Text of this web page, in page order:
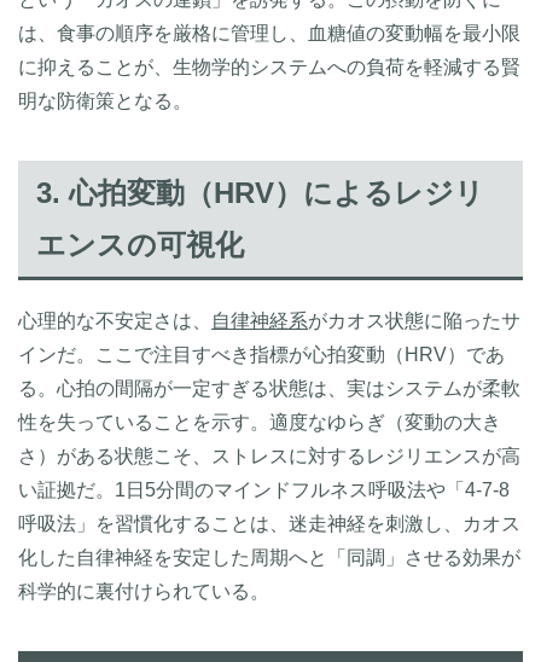
は、食事の順序を厳格に管理し、血糖値の変動幅を最小限
に抑えることが、生物学的システムへの負荷を軽減する賢
明な防衛策となる。
3. 心拍変動（HRV）によるレジリ
エンスの可視化
心理的な不安定さは、 自律神経系がカオス状態に陥ったサ
インだ。ここで注目すべき指標が心拍変動（HRV）であ
る。心拍の間隔が一定すぎる状態は、実はシステムが柔軟
性を失っていることを示す。適度なゆらぎ（変動の大き
さ）がある状態こそ、ストレスに対するレジリエンスが高
い証拠だ。1日5分間のマインドフルネス呼吸法や「4-7-8
呼吸法」を習慣化することは、迷走神経を刺激し、カオス
化した自律神経を安定した周期へと「同調」させる効果が
科学的に裏付けられている。